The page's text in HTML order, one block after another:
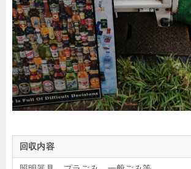
回収内容